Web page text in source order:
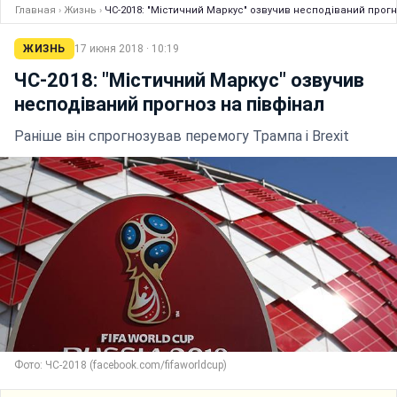
Главная › Жизнь › ЧС-2018: "Містичний Маркус" озвучив несподіваний
ЖИЗНЬ 17 июня 2018 · 10:19
ЧС-2018: "Містичний Маркус" озвучив
несподіваний прогноз на півфінал
Раніше він спрогнозував перемогу Трампа і Brexit
Фото: ЧС-2018 (facebook.com/fifaworldcup)